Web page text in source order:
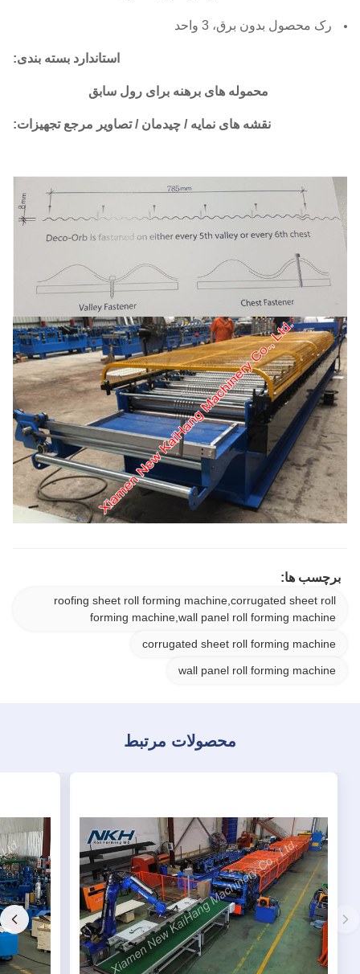
رک محصول بدون برق، 3 واحد
استاندارد بسته بندی:
محموله های برهنه برای رول سابق
نقشه های نمایه / چیدمان / تصاویر مرجع تجهیزات:
برچسب ها:
roofing sheet roll forming machine,corrugated sheet roll
forming machine,wall panel roll forming machine
corrugated sheet roll forming machine
wall panel roll forming machine
محصولات مرتبط